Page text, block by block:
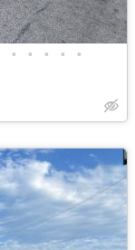
• • • • •